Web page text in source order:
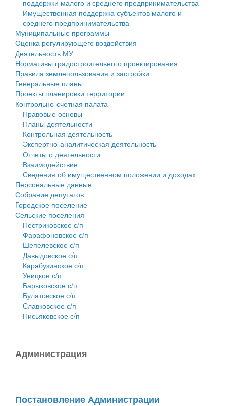
Деятельность МУ
Нормативы градостроительного проектирования
Правила землепользования и застройки
Генеральные планы
Проекты планировки территории
Собрание депутатов
Городское поселение
Сельские поселения
поддержки малого и среднего предпринимательства
Имущественная поддержка субъектов малого и
среднего предпринимательства
Муниципальные программы
Оценка регулирующего воздействия
Деятельность МУ
Нормативы градостроительного проектирования
Правила землепользования и застройки
Генеральные планы
Проекты планировки территории
Контрольно-счетная палата
Правовые основы
Планы деятельности
Контрольная деятельность
Экспертно-аналитическая деятельность
Отчеты о деятельности
Взаимодействие
Сведения об имущественном положении и доходах
Персональные данные
Собрание депутатов
Городское поселение
Сельские поселения
Пестриковское с/п
Фарафоновское с/п
Шепелевское с/п
Давыдовское с/п
Карабузинское с/п
Уницкое с/п
Барыковское с/п
Булатовское с/п
Славковское с/п
Письяковское с/п
Администрация
Постановление Администрации